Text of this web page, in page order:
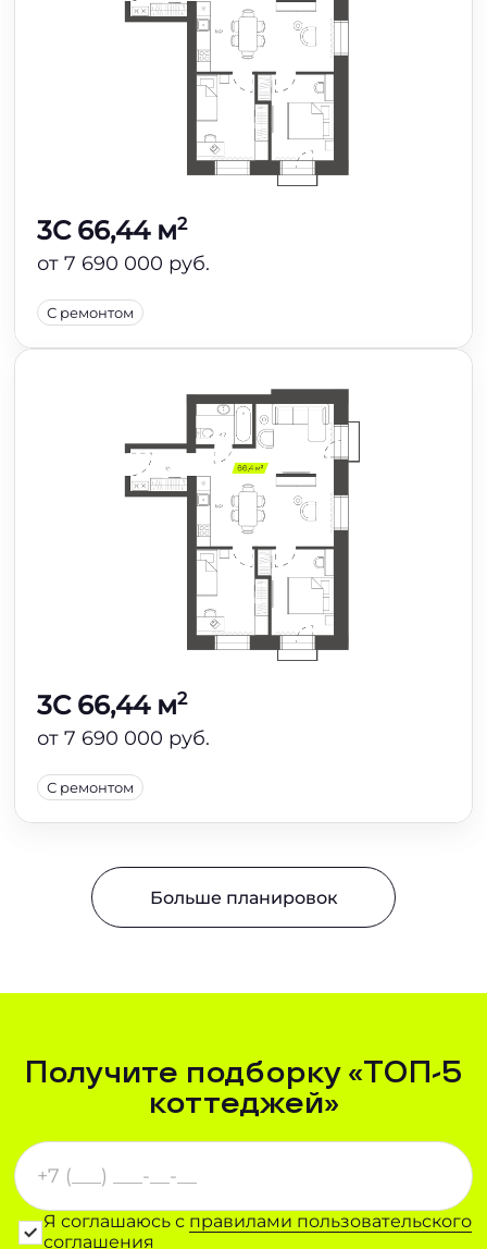
3C 66,44 м2
от 7 690 000 руб.
С ремонтом
3C 66,44 м2
от 7 690 000 руб.
С ремонтом
Больше планировок
Получите подборку «ТОП-5
коттеджей»
Я соглашаюсь с правилами пользовательского
соглашения